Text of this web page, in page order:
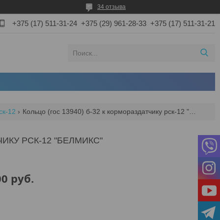
34 отзыва
+375 (17) 511-31-24 +375 (29) 961-28-33 +375 (17) 511-31-21
12
РСК-12 "БЕЛМИКС"
руб.